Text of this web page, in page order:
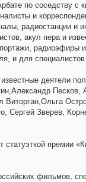
по соседству с
и
радиостанции и
акул пера и
радиоэфиры
и для
деятели
Песков,
Сергей Зверев,
статуэткой премии
фильмов,